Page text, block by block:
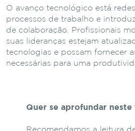
O avanço tecnológico está
processos de trabalho e
de colaboração. Profissionais
suas lideranças estejam
tecnologias e possam fornecer
necessárias para uma
Quer se aprofundar neste